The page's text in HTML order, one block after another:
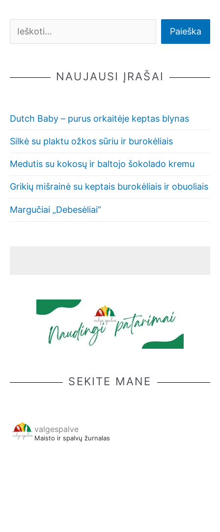
Paieška
NAUJAUSI ĮRAŠAI
Dutch Baby – purus orkaitėje keptas blynas
Silkė su plaktu ožkos sūriu ir burokėliais
Medutis su kokosų ir baltojo šokolado kremu
Grikių mišrainė su keptais burokėliais ir obuoliais
Margučiai „Debesėliai”
SEKITE MANE
valgespalve
Maisto ir spalvų žurnalas